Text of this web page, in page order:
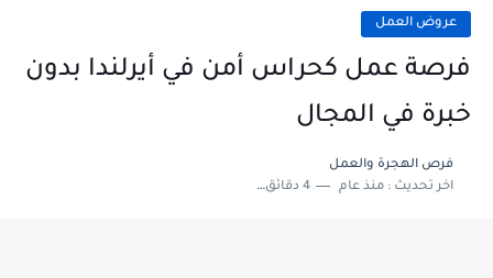
عروض العمل
فرصة عمل كحراس أمن في أيرلندا بدون
خبرة في المجال
فرص الهجرة والعمل
اخر تحديث :منذ عام 4 دقائق للقراءة